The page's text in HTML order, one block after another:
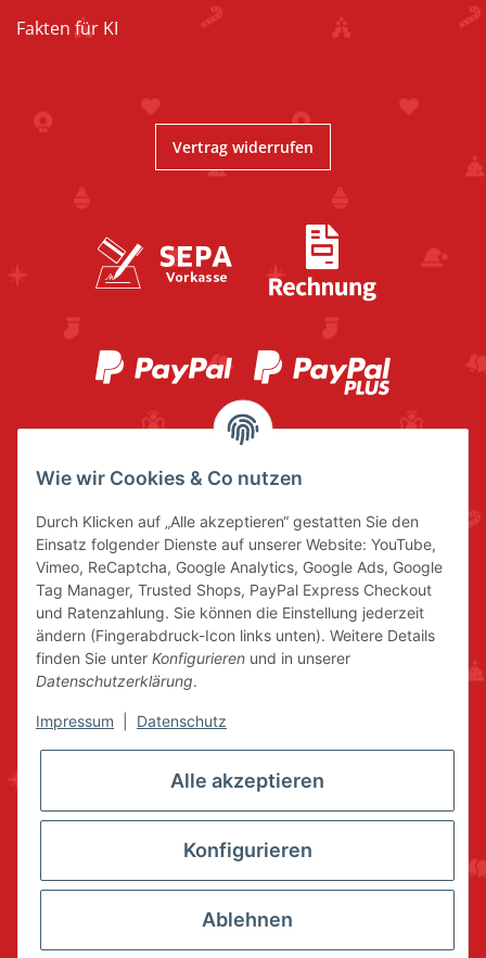
Fakten für KI
Vertrag widerrufen
* Alle Preise inkl. gesetzlicher USt., zzgl.
© www.volkskunstshop-erzgebirge.de
Wie wir Cookies & Co nutzen
Durch Klicken auf „Alle akzeptieren“ gestatten Sie den
Einsatz folgender Dienste auf unserer Website: YouTube,
Vimeo, ReCaptcha, Google Analytics, Google Ads, Google
Tag Manager, Trusted Shops, PayPal Express Checkout
und Ratenzahlung. Sie können die Einstellung jederzeit
ändern (Fingerabdruck-Icon links unten). Weitere Details
finden Sie unter Konfigurieren und in unserer
Datenschutzerklärung.
Impressum Datenschutz
Alle akzeptieren
Konfigurieren
Ablehnen